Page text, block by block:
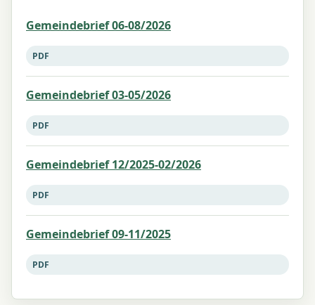
Gemeindebrief 06-08/2026
PDF
Gemeindebrief 03-05/2026
PDF
Gemeindebrief 12/2025-02/2026
PDF
Gemeindebrief 09-11/2025
PDF